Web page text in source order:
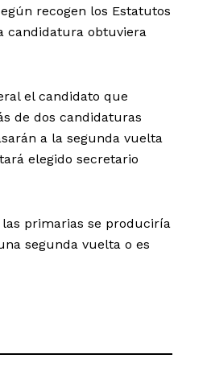
recogen los Estatutos
candidatura obtuviera
el candidato que
de dos candidaturas
a la segunda vuelta
elegido secretario
primarias se produciría
segunda vuelta o es